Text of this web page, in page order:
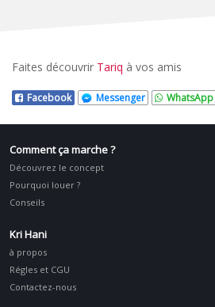
Faites découvrir Tariq à vos amis
Facebook Messenger WhatsApp
Comment ça marche ?
Découvrez le concept
Pourquoi louer ?
Conseils
Kri Hani
à propos
Régles et CGU
Contactez-nous